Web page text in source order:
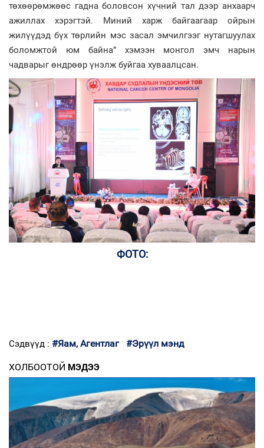
төхөөрөмжөөс гадна боловсон хүчний тал дээр анхаарч
ажиллах хэрэгтэй. Миний харж байгаагаар ойрын
жилүүдэд бүх төрлийн мэс засал эмчилгээг нутагшуулах
боломжтой юм байна” хэмээн монгол эмч нарын
чадварыг өндрөөр үнэлж буйгаа хуваалцсан.
ФОТО:
Сэдвүүд : #Яам, Агентлаг #Эрүүл мэнд
ХОЛБООТОЙ МЭДЭЭ